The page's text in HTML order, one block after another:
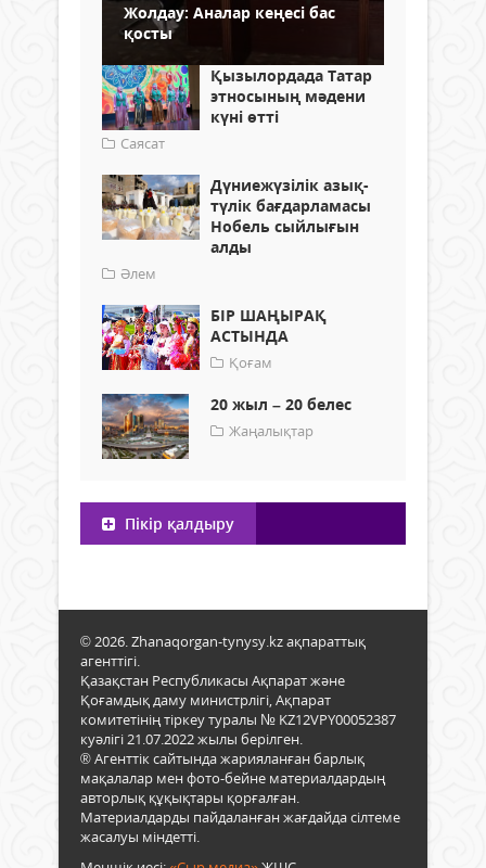
Жолдау: Аналар кеңесі бас
қосты
Қызылордада Татар
этносының мәдени
күні өтті
Саясат
Дүниежүзілік азық-
түлік бағдарламасы
Нобель сыйлығын
алды
Әлем
БІР ШАҢЫРАҚ
АСТЫНДА
Қоғам
20 жыл – 20 белес
Жаңалықтар
Пікір қалдыру
© 2026. Zhanaqorgan-tynysy.kz ақпараттық
агенттігі.
Қазақстан Республикасы Ақпарат және
Қоғамдық даму министрлігі, Ақпарат
комитетінің тіркеу туралы № KZ12VPY00052387
куәлігі 21.07.2022 жылы берілген.
® Агенттік сайтында жарияланған барлық
мақалалар мен фото-бейне материалдардың
авторлық құқықтары қорғалған.
Материалдарды пайдаланған жағдайда сілтеме
жасалуы міндетті.